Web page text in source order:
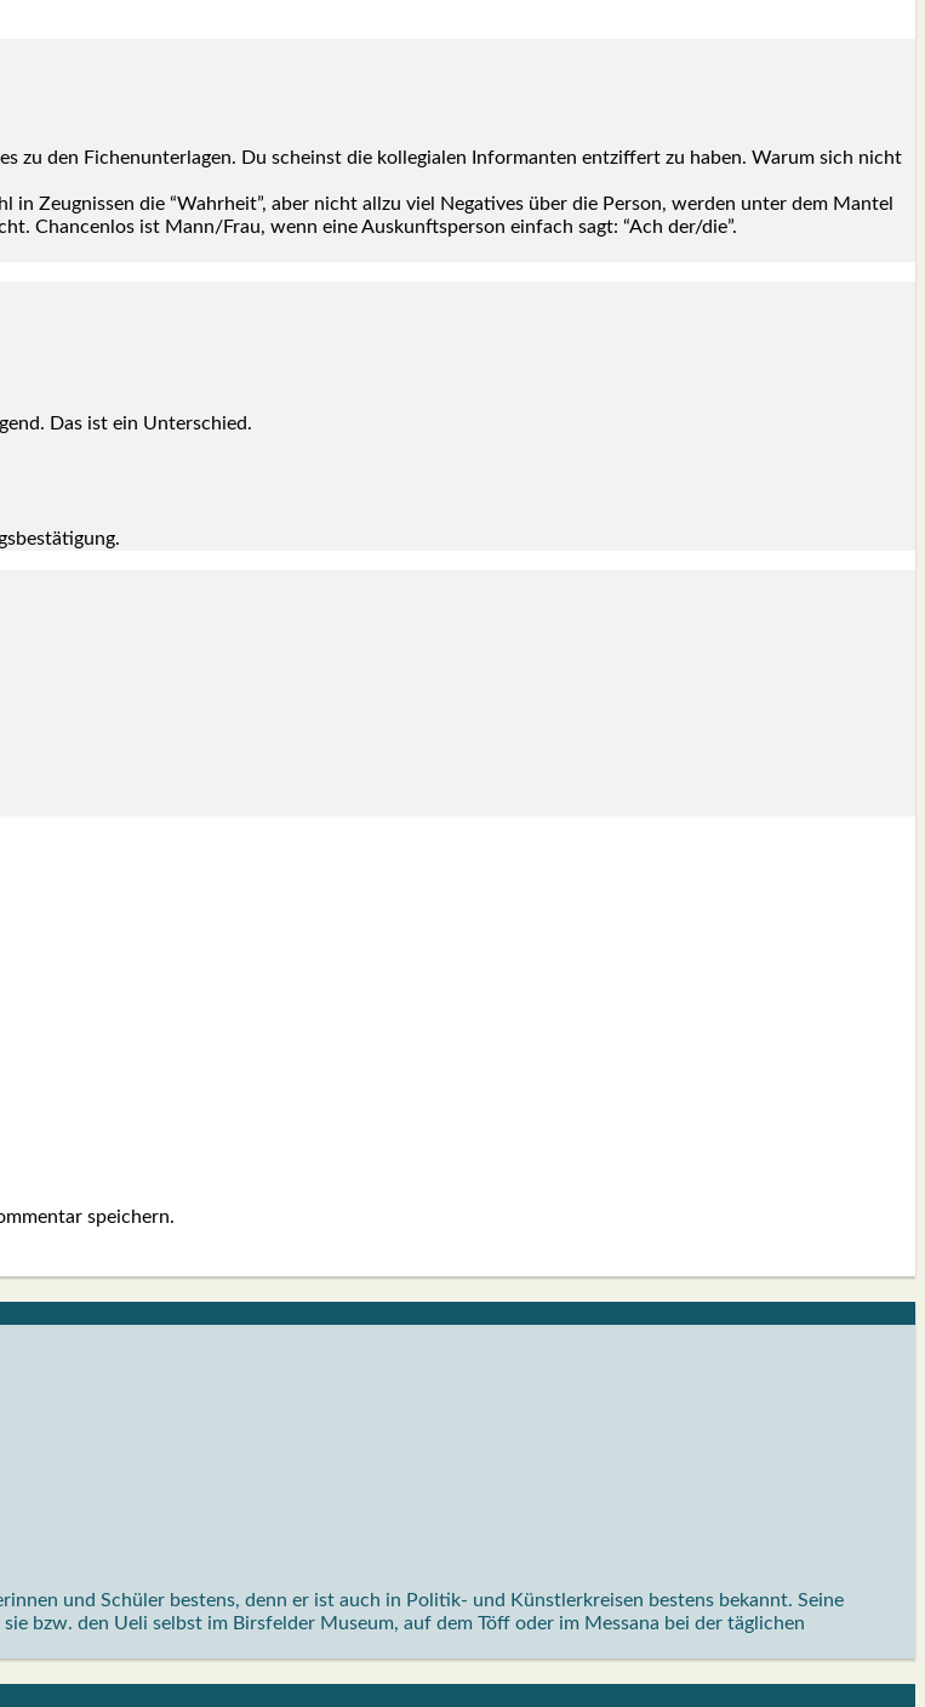
zu den Fichen­un­ter­la­gen. Du scheinst die kol­le­gia­len Infor­man­ten ent­zif­fert zu haben. War­um sich nicht
Zeug­nis­sen die “Wahr­heit”, aber nicht all­zu viel Nega­ti­ves über die Per­son, wer­den unter dem Man­tel
Chan­cen­los ist Mann/Frau, wenn eine Aus­kunfts­per­son ein­fach sagt: “Ach der/die”.
Das ist ein Unter­schied.
speichern.
und Schüler bestens, denn er ist auch in Politik- und Künstlerkreisen bestens bekannt. Seine
bzw. den Ueli selbst im Birsfelder Museum, auf dem Töff oder im Messana bei der täglichen